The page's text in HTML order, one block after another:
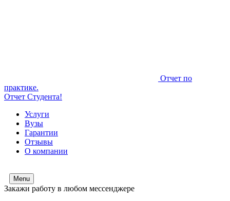
Отчет по
практике.
Отчет Студента!
Услуги
Вузы
Гарантии
Отзывы
О компании
Menu
Закажи работу в любом мессенджере